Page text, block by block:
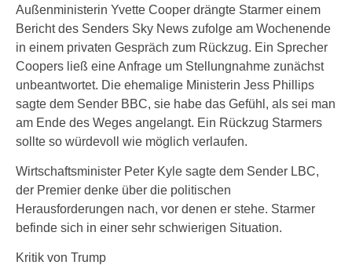
Außenministerin Yvette Cooper drängte Starmer einem
Bericht des Senders Sky News zufolge am Wochenende
in einem privaten Gespräch zum Rückzug. Ein Sprecher
Coopers ließ eine Anfrage um Stellungnahme zunächst
unbeantwortet. Die ehemalige Ministerin Jess Phillips
sagte dem Sender BBC, sie habe das Gefühl, als sei man
am Ende des Weges angelangt. Ein Rückzug Starmers
sollte so würdevoll wie möglich verlaufen.
Wirtschaftsminister Peter Kyle sagte dem Sender LBC,
der Premier denke über die politischen
Herausforderungen nach, vor denen er stehe. Starmer
befinde sich in einer sehr schwierigen Situation.
Kritik von Trump